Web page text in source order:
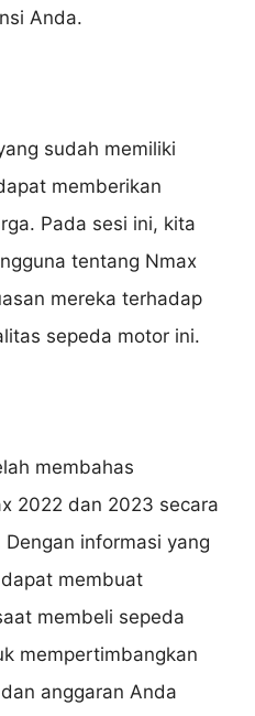
Anda.
sudah memiliki
memberikan
Pada sesi ini, kita
tentang Nmax
mereka terhadap
sepeda motor ini.
membahas
2022 dan 2023 secara
informasi yang
membuat
membeli sepeda
mempertimbangkan
anggaran Anda